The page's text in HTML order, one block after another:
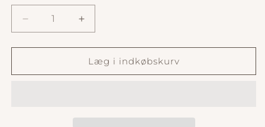
Reducer
antallet
for
Vægdekoration
Aunik
Øg
antallet
for
Vægdekoration
Aunik
Læg i indkøbskurv